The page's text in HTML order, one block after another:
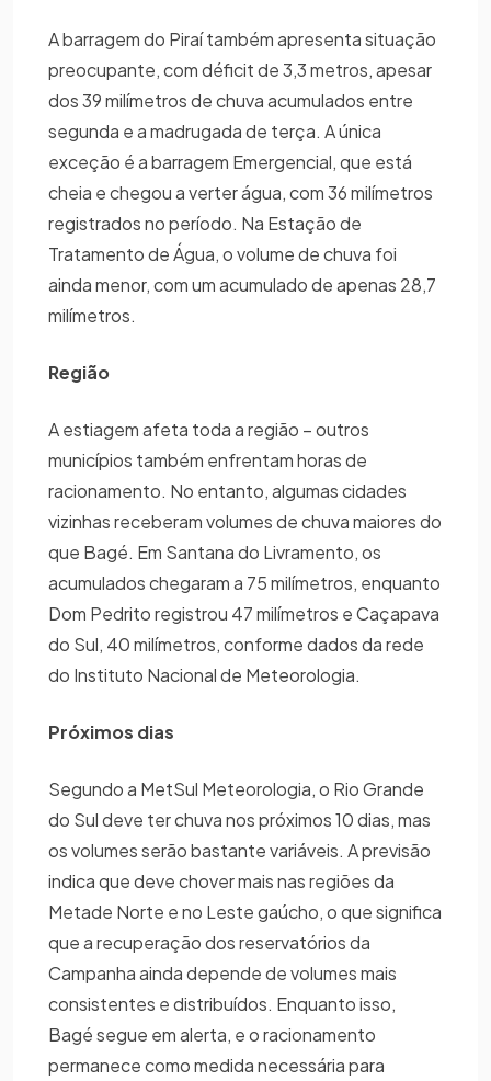
A barragem do Piraí também apresenta situação
preocupante, com déficit de 3,3 metros, apesar
dos 39 milímetros de chuva acumulados entre
segunda e a madrugada de terça. A única
exceção é a barragem Emergencial, que está
cheia e chegou a verter água, com 36 milímetros
registrados no período. Na Estação de
Tratamento de Água, o volume de chuva foi
ainda menor, com um acumulado de apenas 28,7
milímetros.
Região
A estiagem afeta toda a região – outros
municípios também enfrentam horas de
racionamento. No entanto, algumas cidades
vizinhas receberam volumes de chuva maiores do
que Bagé. Em Santana do Livramento, os
acumulados chegaram a 75 milímetros, enquanto
Dom Pedrito registrou 47 milímetros e Caçapava
do Sul, 40 milímetros, conforme dados da rede
do Instituto Nacional de Meteorologia.
Próximos dias
Segundo a MetSul Meteorologia, o Rio Grande
do Sul deve ter chuva nos próximos 10 dias, mas
os volumes serão bastante variáveis. A previsão
indica que deve chover mais nas regiões da
Metade Norte e no Leste gaúcho, o que significa
que a recuperação dos reservatórios da
Campanha ainda depende de volumes mais
consistentes e distribuídos. Enquanto isso,
Bagé segue em alerta, e o racionamento
permanece como medida necessária para